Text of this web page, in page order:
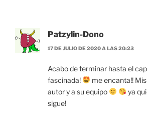
Patzylin-Dono
17 DE JULIO DE 2020 A LAS 20:23
Acabo de terminar hasta el
fascinada!
me encanta!!
autor y a su equipo
ya
sigue!